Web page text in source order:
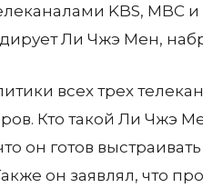
KBS, MBC
Ли Чжэ Мен,
всех трех
Кто такой Ли Чжэ
он готов
он заявлял, что